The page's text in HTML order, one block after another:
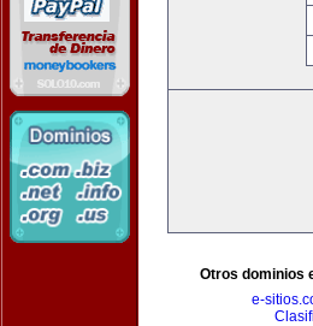
Otros dominios
e-